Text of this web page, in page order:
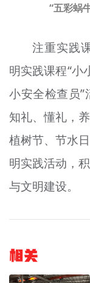
“五彩蜗
注重实践
明实践课程“小
小安全检查员”
知礼、懂礼，
植树节、节水
明实践活动，
与文明建设。
相关